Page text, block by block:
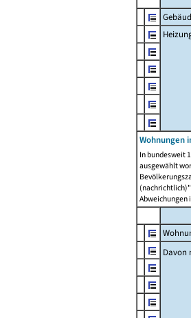
Wohnungen
In bundesweit
ausgewählt
Abweichungen
Davon